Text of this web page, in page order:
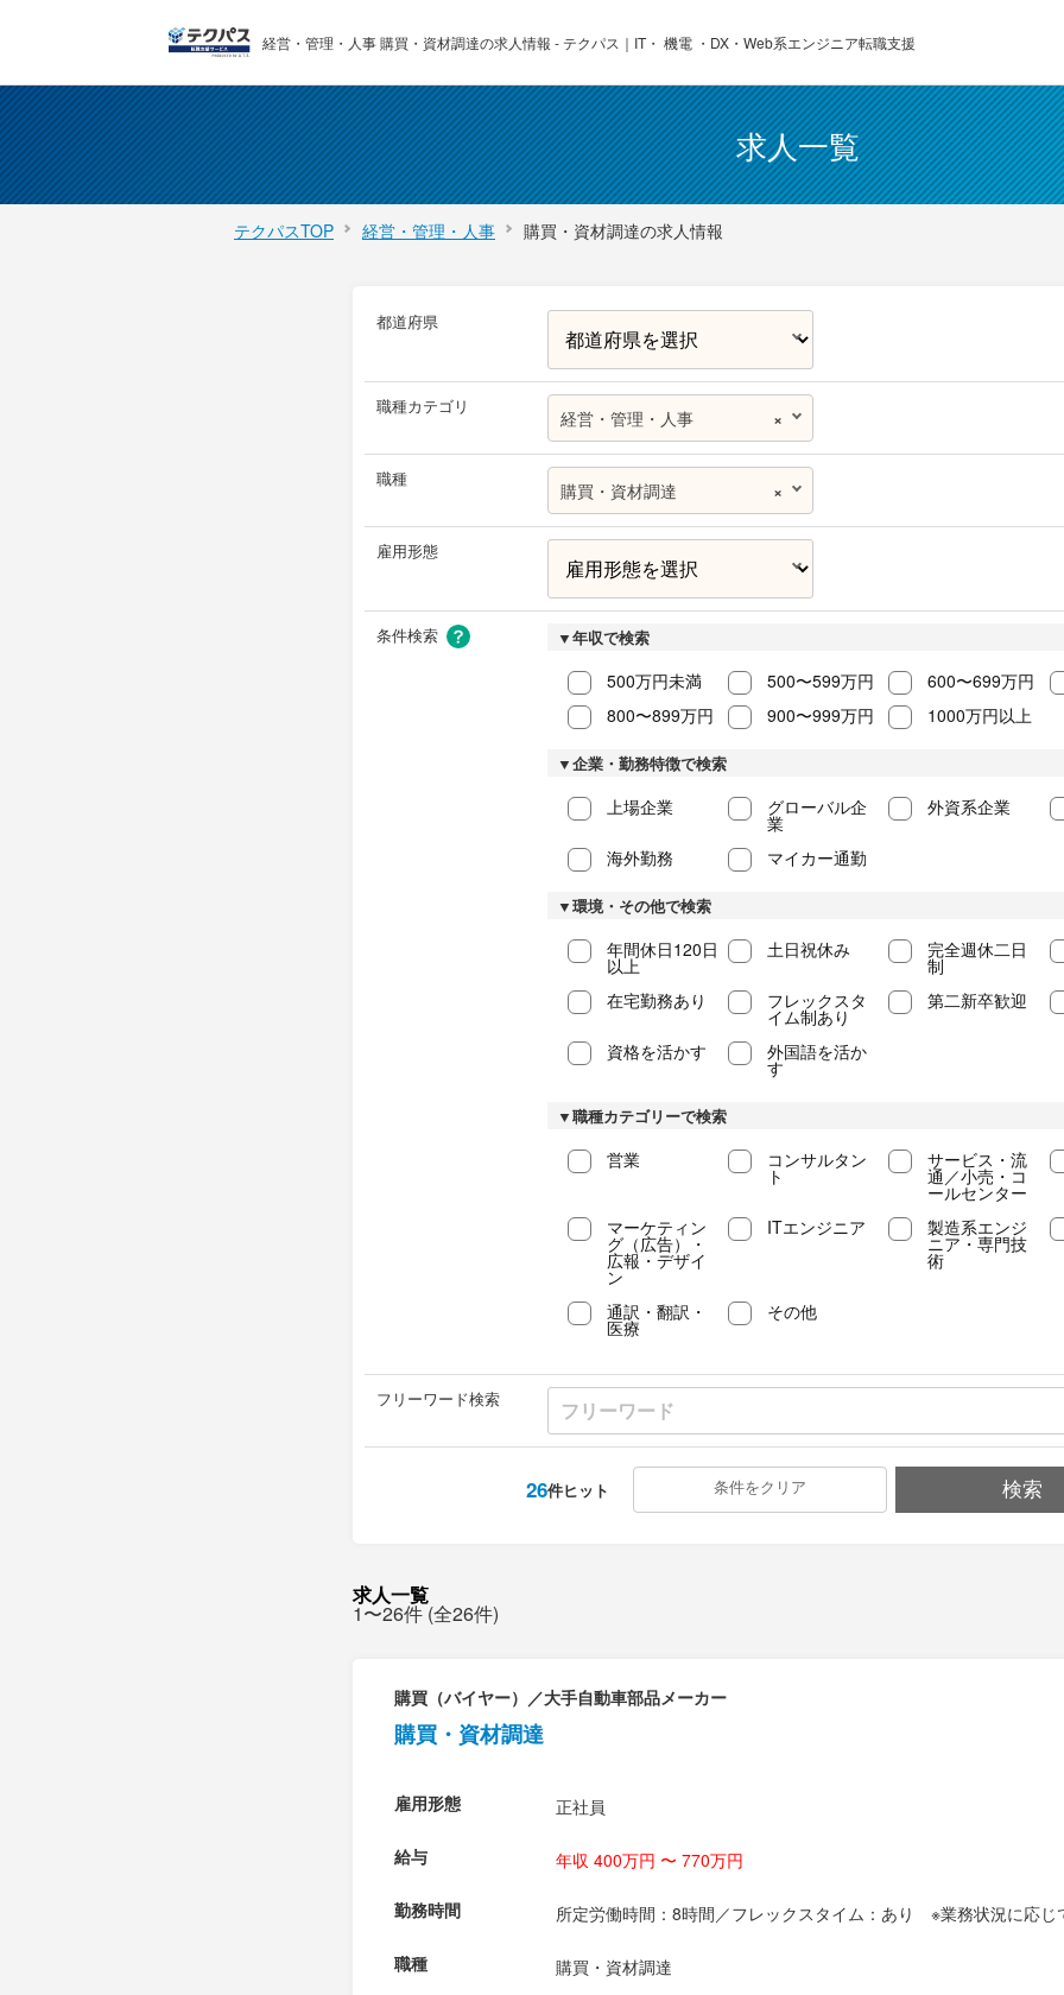
経営・管理・人事 購買・資材調達の求人情報 - テクパス｜IT・ 機電 ・DX・Web系エンジニア転職支援
求人一覧
テクパスTOP 経営・管理・人事 購買・資材調達の求人情報
都道府県
職種カテゴリ
×
経営・管理・人事
職種
×
購買・資材調達
雇用形態
条件検索 ▼年収で検索
500万円未満 500〜599万円
600〜699万円
800〜899万円
900〜999万円 1000万円以上
▼企業・勤務特徴で検索
上場企業 グローバル企
業
外資系企業
海外勤務 マイカー通勤
▼環境・その他で検索
年間休日120日
以上
土日祝休み 完全週休二日
制
在宅勤務あり
フレックスタ
イム制あり
第二新卒歓迎
資格を活かす 外国語を活か
す
▼職種カテゴリーで検索
営業 コンサルタン
ト
サービス・流
通／小売・コ
ールセンター
マーケティン
グ（広告）・
広報・デザイ
ン
ITエンジニア 製造系エンジ
ニア・専門技
術
通訳・翻訳・
医療
その他
フリーワード検索
26件ヒット 条件をクリア 検索
求人一覧
1〜26件 (全26件)
購買（バイヤー）／大手自動車部品メーカー
購買・資材調達
雇用形態 正社員
給与 年収 400万円 〜 770万円
勤務時間 所定労働時間：8時間／フレックスタイム：あり ※業務状況に応じ
職種 購買・資材調達